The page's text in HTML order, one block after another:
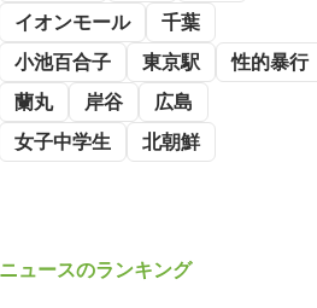
イオンモール
千葉
小池百合子
東京駅
性的暴行
蘭丸
岸谷
広島
女子中学生
北朝鮮
ニュースのランキング